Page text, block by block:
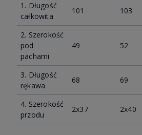
1. Długość
całkowita
101 103
2. Szerokość
pod
pachami
49 52
3. Długość
rękawa
68 69
4. Szerokość
przodu
2x37 2x40